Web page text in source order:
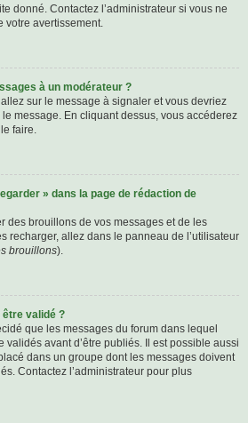
donné. Contactez l’administrateur si vous ne
votre avertissement.
à un modérateur ?
sur le message à signaler et vous devriez
message. En cliquant dessus, vous accéderez
faire.
» dans la page de rédaction de
des brouillons de vos messages et de les
recharger, allez dans le panneau de l’utilisateur
brouillons).
être validé ?
que les messages du forum dans lequel
validés avant d’être publiés. Il est possible aussi
dans un groupe dont les messages doivent
Contactez l’administrateur pour plus